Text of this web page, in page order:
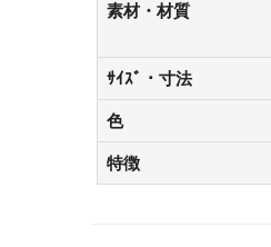
素材・材質
ｻｲｽﾞ・寸法
色
特徴